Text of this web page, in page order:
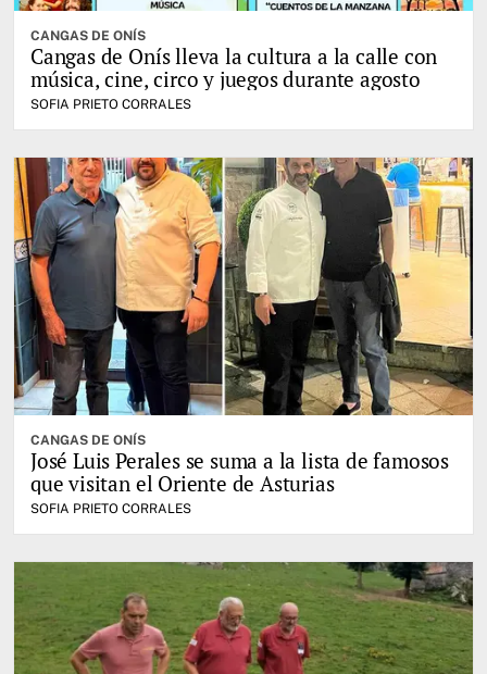
CANGAS DE ONÍS
Cangas de Onís lleva la cultura a la calle con
música, cine, circo y juegos durante agosto
SOFIA PRIETO CORRALES
CANGAS DE ONÍS
José Luis Perales se suma a la lista de famosos
que visitan el Oriente de Asturias
SOFIA PRIETO CORRALES